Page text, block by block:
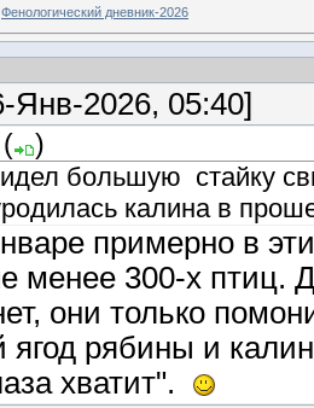
Фенологический дневник-2026
Янв-2026, 05:40]
(
)
большую стайку
калина в
примерно в
менее 300-х птиц.
они только
рябины и
хватит".